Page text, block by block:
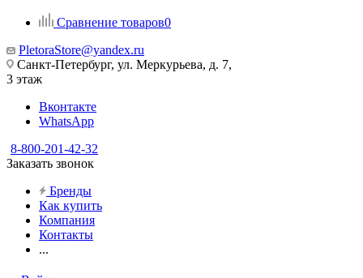
Сравнение товаров0
PletoraStore@yandex.ru
Санкт-Петербург, ул. Меркурьева, д. 7,
3 этаж
Вконтакте
WhatsApp
8-800-201-42-32
Заказать звонок
Бренды
Как купить
Компания
Контакты
...